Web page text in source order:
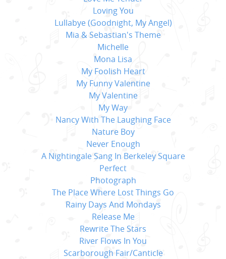
Loving You
Lullabye (Goodnight, My Angel)
Mia & Sebastian's Theme
Michelle
Mona Lisa
My Foolish Heart
My Funny Valentine
My Valentine
My Way
Nancy With The Laughing Face
Nature Boy
Never Enough
A Nightingale Sang In Berkeley Square
Perfect
Photograph
The Place Where Lost Things Go
Rainy Days And Mondays
Release Me
Rewrite The Stars
River Flows In You
Scarborough Fair/Canticle